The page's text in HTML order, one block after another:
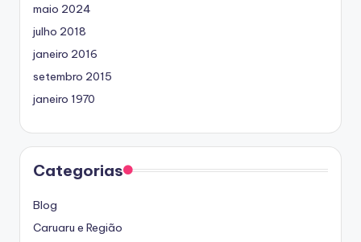
maio 2024
julho 2018
janeiro 2016
setembro 2015
janeiro 1970
Categorias
Blog
Caruaru e Região